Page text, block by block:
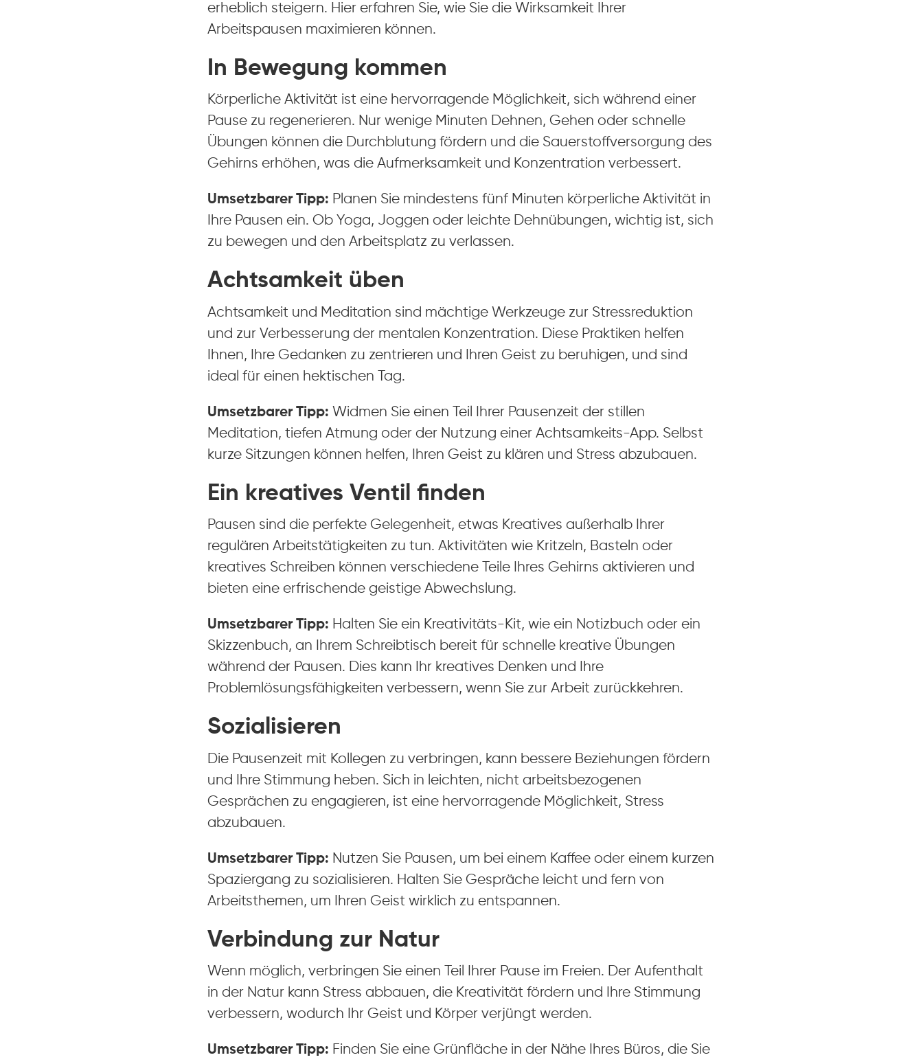
erheblich steigern. Hier erfahren Sie, wie Sie die Wirksamkeit Ihrer
Arbeitspausen maximieren können.
In Bewegung kommen
Körperliche Aktivität ist eine hervorragende Möglichkeit, sich während einer
Pause zu regenerieren. Nur wenige Minuten Dehnen, Gehen oder schnelle
Übungen können die Durchblutung fördern und die Sauerstoffversorgung des
Gehirns erhöhen, was die Aufmerksamkeit und Konzentration verbessert.
Umsetzbarer Tipp: Planen Sie mindestens fünf Minuten körperliche Aktivität in
Ihre Pausen ein. Ob Yoga, Joggen oder leichte Dehnübungen, wichtig ist, sich
zu bewegen und den Arbeitsplatz zu verlassen.
Achtsamkeit üben
Achtsamkeit und Meditation sind mächtige Werkzeuge zur Stressreduktion
und zur Verbesserung der mentalen Konzentration. Diese Praktiken helfen
Ihnen, Ihre Gedanken zu zentrieren und Ihren Geist zu beruhigen, und sind
ideal für einen hektischen Tag.
Umsetzbarer Tipp: Widmen Sie einen Teil Ihrer Pausenzeit der stillen
Meditation, tiefen Atmung oder der Nutzung einer Achtsamkeits-App. Selbst
kurze Sitzungen können helfen, Ihren Geist zu klären und Stress abzubauen.
Ein kreatives Ventil finden
Pausen sind die perfekte Gelegenheit, etwas Kreatives außerhalb Ihrer
regulären Arbeitstätigkeiten zu tun. Aktivitäten wie Kritzeln, Basteln oder
kreatives Schreiben können verschiedene Teile Ihres Gehirns aktivieren und
bieten eine erfrischende geistige Abwechslung.
Umsetzbarer Tipp: Halten Sie ein Kreativitäts-Kit, wie ein Notizbuch oder ein
Skizzenbuch, an Ihrem Schreibtisch bereit für schnelle kreative Übungen
während der Pausen. Dies kann Ihr kreatives Denken und Ihre
Problemlösungsfähigkeiten verbessern, wenn Sie zur Arbeit zurückkehren.
Sozialisieren
Die Pausenzeit mit Kollegen zu verbringen, kann bessere Beziehungen fördern
und Ihre Stimmung heben. Sich in leichten, nicht arbeitsbezogenen
Gesprächen zu engagieren, ist eine hervorragende Möglichkeit, Stress
abzubauen.
Umsetzbarer Tipp: Nutzen Sie Pausen, um bei einem Kaffee oder einem kurzen
Spaziergang zu sozialisieren. Halten Sie Gespräche leicht und fern von
Arbeitsthemen, um Ihren Geist wirklich zu entspannen.
Verbindung zur Natur
Wenn möglich, verbringen Sie einen Teil Ihrer Pause im Freien. Der Aufenthalt
in der Natur kann Stress abbauen, die Kreativität fördern und Ihre Stimmung
verbessern, wodurch Ihr Geist und Körper verjüngt werden.
Umsetzbarer Tipp: Finden Sie eine Grünfläche in der Nähe Ihres Büros, die Sie